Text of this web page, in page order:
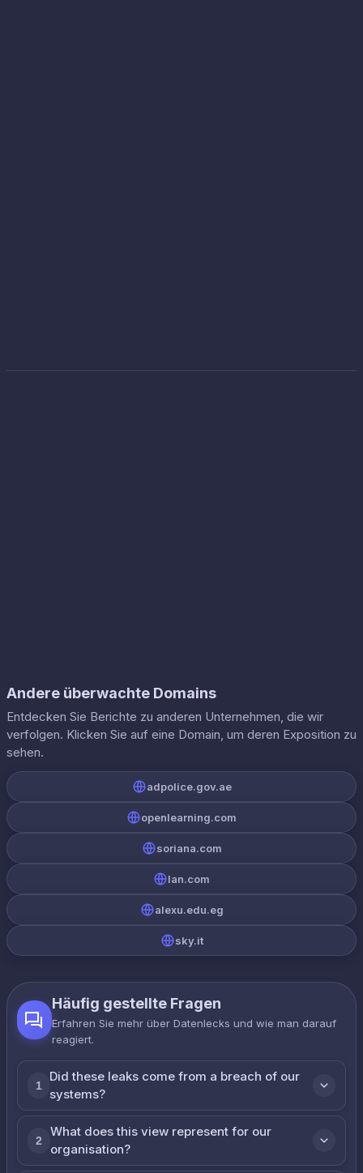
Andere überwachte Domains
Entdecken Sie Berichte zu anderen Unternehmen, die wir
verfolgen. Klicken Sie auf eine Domain, um deren Exposition zu
sehen.
adpolice.gov.ae
openlearning.com
soriana.com
lan.com
alexu.edu.eg
sky.it
Häufig gestellte Fragen
Erfahren Sie mehr über Datenlecks und wie man darauf
reagiert.
1
Did these leaks come from a breach of our
systems?
2
What does this view represent for our
organisation?